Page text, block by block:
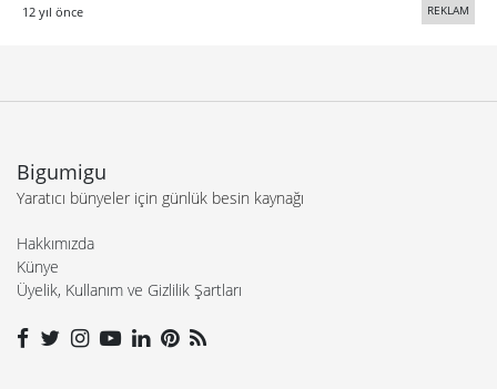
12 yıl önce REKLAM
Bigumigu
Yaratıcı bünyeler için günlük besin kaynağı
Hakkımızda
Künye
Üyelik, Kullanım ve Gizlilik Şartları